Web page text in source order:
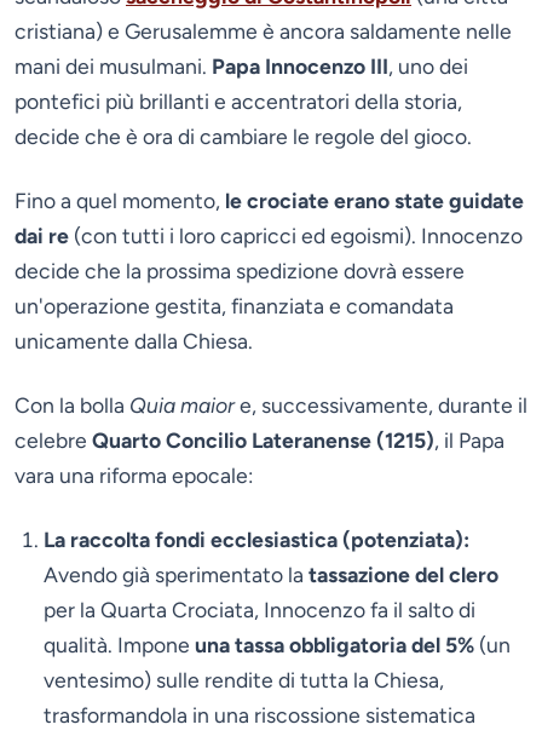
cristiana) e Gerusalemme è ancora saldamente nelle
mani dei musulmani. Papa Innocenzo III, uno dei
pontefici più brillanti e accentratori della storia,
decide che è ora di cambiare le regole del gioco.
Fino a quel momento, le crociate erano state guidate
dai re (con tutti i loro capricci ed egoismi). Innocenzo
decide che la prossima spedizione dovrà essere
un'operazione gestita, finanziata e comandata
unicamente dalla Chiesa.
Con la bolla Quia maiore, successivamente, durante il
celebre Quarto Concilio Lateranense (1215), il Papa
vara una riforma epocale:
La raccolta fondi ecclesiastica(potenziata):
Avendo già sperimentato la tassazione del clero
per la Quarta Crociata, Innocenzo fa il salto di
qualità. Impone una tassa obbligatoria del 5% (un
ventesimo) sulle rendite di tutta la Chiesa,
trasformandola in una riscossione sistematica